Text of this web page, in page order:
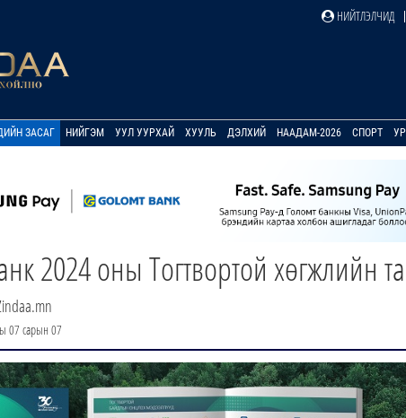
НИЙТЛЭЛЧИД
ЗАСАГ НИЙГЭМ УУЛ УУРХАЙ ХУУЛЬ ДЭЛХИЙ НААДАМ-2026 СПОРТ
2024 оны Тогтвортой хөгжлийн
07 сарын 07